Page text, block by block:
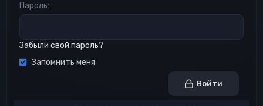
Пароль
Забыли свой пароль?
Запомнить меня
Войти